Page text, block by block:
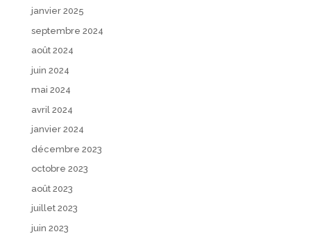
janvier 2025
septembre 2024
août 2024
juin 2024
mai 2024
avril 2024
janvier 2024
décembre 2023
octobre 2023
août 2023
juillet 2023
juin 2023